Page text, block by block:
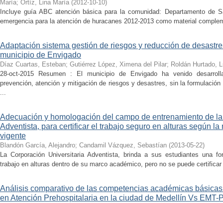
María; Ortíz, Lina María (2012-10-10)
Incluye guía ABC atención básica para la comunidad: Departamento de
emergencia para la atención de huracanes 2012-2013 como material
Adaptación sistema gestión de riesgos y reducción de
municipio de Envigado
Díaz Cuartas, Esteban; Gutiérrez López, Ximena del Pilar; Roldán Hurtado,
28-oct-2015 Resumen : El municipio de Envigado ha venido
prevención, atención y mitigación de riesgos y desastres, sin la
...
Adecuación y homologación del campo de entrenamiento de
Adventista, para certificar el trabajo seguro en alturas según
vigente
Blandón García, Alejandro; Candamil Vázquez, Sebastían (2013-05-22)
La Corporación Universitaria Adventista, brinda a sus estudiantes una
trabajo en alturas dentro de su marco académico, pero no se puede
Análisis comparativo de las competencias académicas
en Atención Prehospitalaria en la ciudad de Medellín Vs EMT-